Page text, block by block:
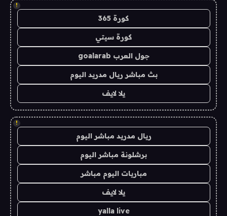
!
كورة 365
كورة سيتي
جول العرب goalarab
بث مباشر ريال مدريد اليوم
يلا لايف
!
ريال مدريد مباشر اليوم
برشلونة مباشر اليوم
مباريات اليوم مباشر
يلا لايف
yalla live